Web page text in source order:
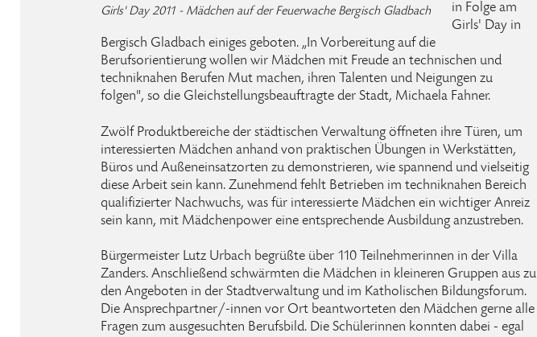
Girls' Day 2011 - Mädchen auf der Feuerwache Bergisch Gladbach
in Folge am
Girls' Day in
Bergisch Gladbach einiges geboten. „In Vorbereitung auf die
Berufsorientierung wollen wir Mädchen mit Freude an technischen und
techniknahen Berufen Mut machen, ihren Talenten und Neigungen zu
folgen", so die Gleichstellungsbeauftragte der Stadt, Michaela Fahner.
Zwölf Produktbereiche der städtischen Verwaltung öffneten ihre Türen, um
interessierten Mädchen anhand von praktischen Übungen in Werkstätten,
Büros und Außeneinsatzorten zu demonstrieren, wie spannend und vielseitig
diese Arbeit sein kann. Zunehmend fehlt Betrieben im techniknahen Bereich
qualifizierter Nachwuchs, was für interessierte Mädchen ein wichtiger Anreiz
sein kann, mit Mädchenpower eine entsprechende Ausbildung anzustreben.
Bürgermeister Lutz Urbach begrüßte über 110 Teilnehmerinnen in der Villa
Zanders. Anschließend schwärmten die Mädchen in kleineren Gruppen aus zu
den Angeboten in der Stadtverwaltung und im Katholischen Bildungsforum.
Die Ansprechpartner/-innen vor Ort beantworteten den Mädchen gerne alle
Fragen zum ausgesuchten Berufsbild. Die Schülerinnen konnten dabei - egal